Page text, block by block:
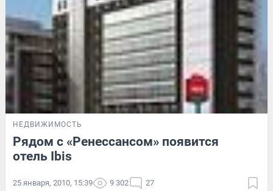
НЕДВИЖИМОСТЬ
Рядом с «Ренессансом» появится
отель Ibis
25 января, 2010, 15:39 9 302 27